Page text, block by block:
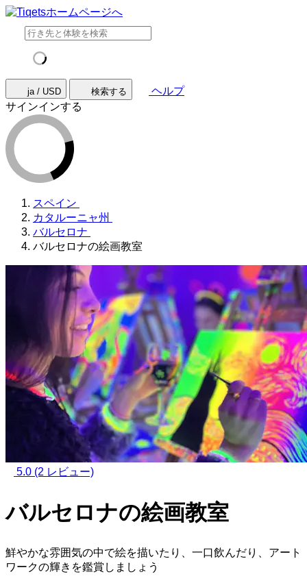
ja / USD 検索する
ヘルプ
サインインする
スペイン
カタルーニャ州
バルセロナ
バルセロナの絵画教室
5.0 (2 レビュー)
バルセロナの絵画教室
鮮やかな雰囲気の中で絵を描いたり、一口飲んだり、アート
ワークの輝きを鑑賞しましょう